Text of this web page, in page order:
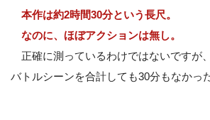
本作は約2時間30分という長尺。
なのに、ほぼアクションは無し。
正確に測っているわけではないですが
バトルシーンを合計しても30分もなかっ